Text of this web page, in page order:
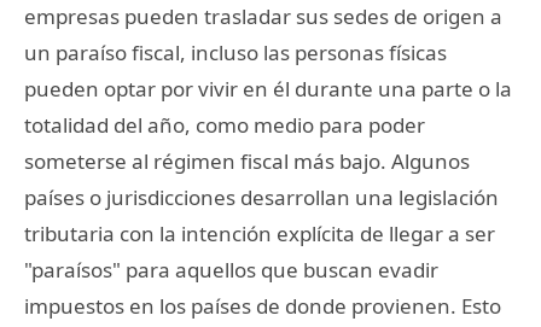
empresas pueden trasladar sus sedes de origen a
un paraíso fiscal, incluso las personas físicas
pueden optar por vivir en él durante una parte o la
totalidad del año, como medio para poder
someterse al régimen fiscal más bajo. Algunos
países o jurisdicciones desarrollan una legislación
tributaria con la intención explícita de llegar a ser
"paraísos" para aquellos que buscan evadir
impuestos en los países de donde provienen. Esto